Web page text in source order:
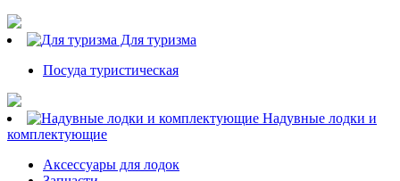
Для туризма
Посуда туристическая
Надувные лодки и
комплектующие
Аксессуары для лодок